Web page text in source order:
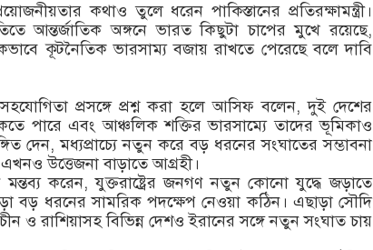
কথাও তুলে ধরেন পাকিস্তানের প্রতিরক্ষামন্ত্রী।
আন্তর্জাতিক অঙ্গনে ভারত কিছুটা চাপের মুখে রয়েছে,
কূটনৈতিক ভারসাম্য বজায় রাখতে পেরেছে বলে দাবি
প্রসঙ্গে প্রশ্ন করা হলে আসিফ বলেন, দুই দেশের
পারে এবং আঞ্চলিক শক্তির ভারসাম্যে তাদের ভূমিকাও
দেন, মধ্যপ্রাচ্যে নতুন করে বড় ধরনের সংঘাতের সম্ভাবনা
উত্তেজনা বাড়াতে আগ্রহী।
মন্তব্য করেন, যুক্তরাষ্ট্রের জনগণ নতুন কোনো যুদ্ধে জড়াতে
বড় ধরনের সামরিক পদক্ষেপ নেওয়া কঠিন। এছাড়া সৌদি
ও রাশিয়াসহ বিভিন্ন দেশও ইরানের সঙ্গে নতুন সংঘাত চায়